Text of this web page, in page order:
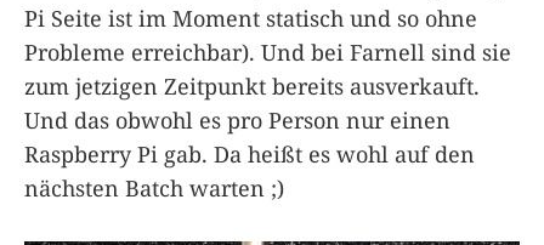
Pi Seite ist im Moment statisch und so ohne
Probleme erreichbar). Und bei Farnell sind sie
zum jetzigen Zeitpunkt bereits ausverkauft.
Und das obwohl es pro Person nur einen
Raspberry Pi gab. Da heißt es wohl auf den
nächsten Batch warten ;)